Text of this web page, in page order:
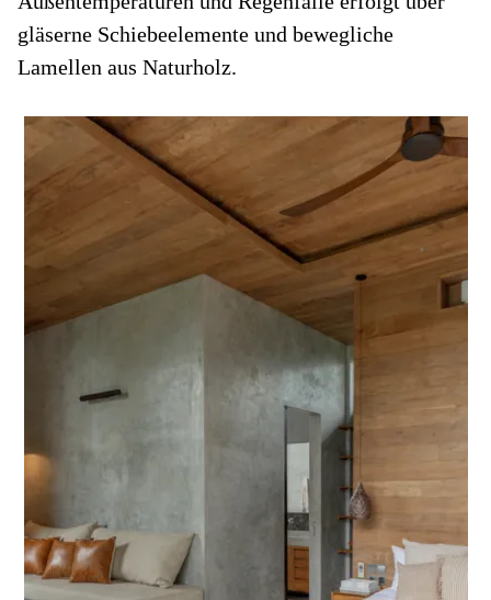
gläserne Schiebeelemente und bewegliche
Lamellen aus Naturholz.